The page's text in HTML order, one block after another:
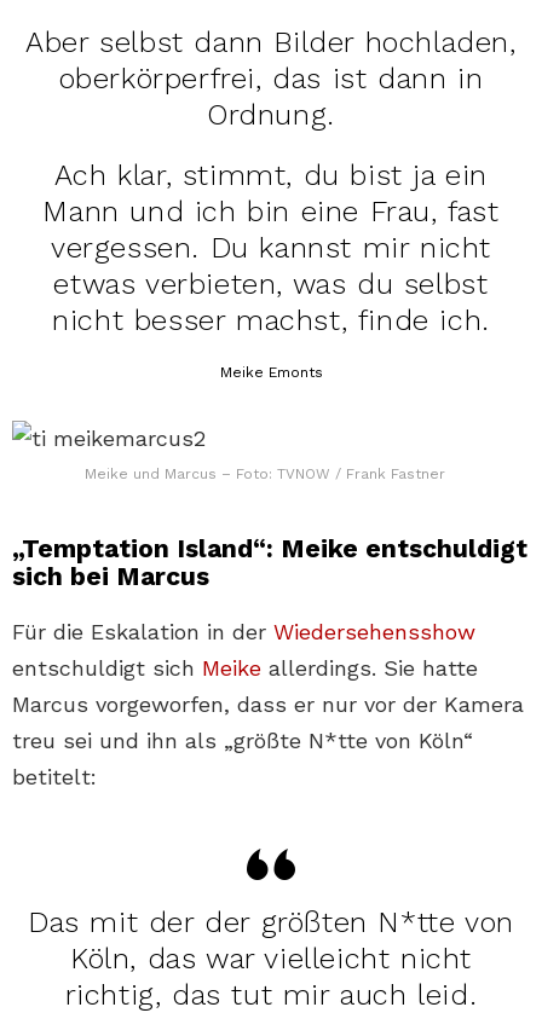
Aber selbst dann Bilder hochladen,
oberkörperfrei, das ist dann in
Ordnung.
Ach klar, stimmt, du bist ja ein
Mann und ich bin eine Frau, fast
vergessen. Du kannst mir nicht
etwas verbieten, was du selbst
nicht besser machst, finde ich.
Meike Emonts
Meike und Marcus – Foto: TVNOW / Frank Fastner
„Temptation Island“: Meike entschuldigt
sich bei Marcus
Für die Eskalation in der Wiedersehensshow
entschuldigt sich Meike allerdings. Sie hatte
Marcus vorgeworfen, dass er nur vor der Kamera
treu sei und ihn als „größte N*tte von Köln“
betitelt:
Das mit der der größten N*tte von
Köln, das war vielleicht nicht
richtig, das tut mir auch leid.